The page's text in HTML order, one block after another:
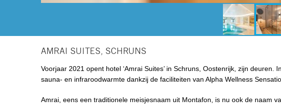
AMRAI SUITES, SCHRUNS
Voorjaar 2021 opent hotel ‘Amrai Suites’ in Schruns, Oostenrijk, zijn
sauna- en infraroodwarmte dankzij de faciliteiten van Alpha Wellness
Amrai, eens een traditionele meisjesnaam uit Montafon, is nu ook de naam